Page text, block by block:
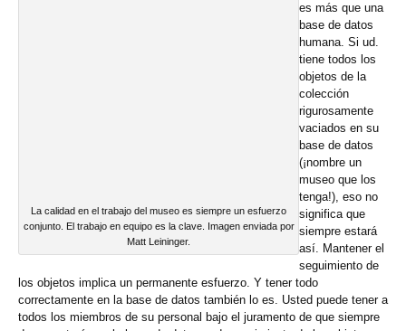
La calidad en el trabajo del museo es siempre un esfuerzo
conjunto. El trabajo en equipo es la clave. Imagen enviada por
Matt Leininger.
es más que una
base de datos
humana. Si ud.
tiene todos los
objetos de la
colección
rigurosamente
vaciados en su
base de datos
(¡nombre un
museo que los
tenga!), eso no
significa que
siempre estará
así. Mantener el
seguimiento de
los objetos implica un permanente esfuerzo. Y tener todo
correctamente en la base de datos también lo es. Usted puede tener a
todos los miembros de su personal bajo el juramento de que siempre